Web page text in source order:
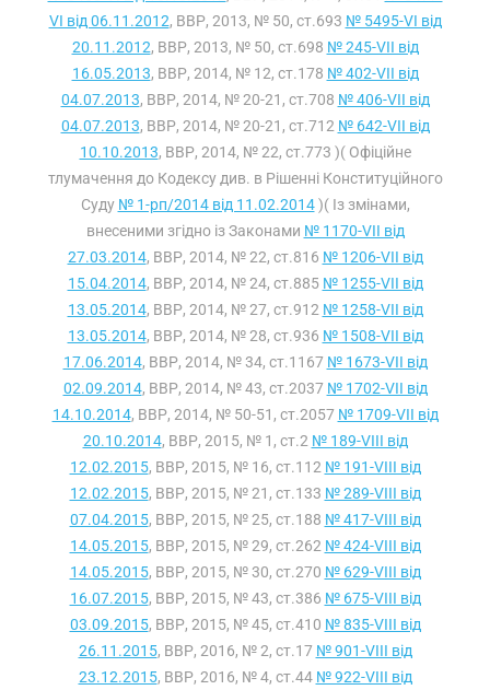
VI від 06.11.2012, ВВР, 2013, № 50, ст.693 № 5495-VI від
20.11.2012, ВВР, 2013, № 50, ст.698 № 245-VII від
16.05.2013, ВВР, 2014, № 12, ст.178 № 402-VII від
04.07.2013, ВВР, 2014, № 20-21, ст.708 № 406-VII від
04.07.2013, ВВР, 2014, № 20-21, ст.712 № 642-VII від
10.10.2013, ВВР, 2014, № 22, ст.773 )( Офіційне
тлумачення до Кодексу див. в Рішенні Конституційного
Суду № 1-рп/2014 від 11.02.2014)( Із змінами,
внесеними згідно із Законами № 1170-VII від
27.03.2014, ВВР, 2014, № 22, ст.816 № 1206-VII від
15.04.2014, ВВР, 2014, № 24, ст.885 № 1255-VII від
13.05.2014, ВВР, 2014, № 27, ст.912 № 1258-VII від
13.05.2014, ВВР, 2014, № 28, ст.936 № 1508-VII від
17.06.2014, ВВР, 2014, № 34, ст.1167 № 1673-VII від
02.09.2014, ВВР, 2014, № 43, ст.2037 № 1702-VII від
14.10.2014, ВВР, 2014, № 50-51, ст.2057 № 1709-VII від
20.10.2014, ВВР, 2015, № 1, ст.2 № 189-VIII від
12.02.2015, ВВР, 2015, № 16, ст.112 № 191-VIII від
12.02.2015, ВВР, 2015, № 21, ст.133 № 289-VIII від
07.04.2015, ВВР, 2015, № 25, ст.188 № 417-VIII від
14.05.2015, ВВР, 2015, № 29, ст.262 № 424-VIII від
14.05.2015, ВВР, 2015, № 30, ст.270 № 629-VIII від
16.07.2015, ВВР, 2015, № 43, ст.386 № 675-VIII від
03.09.2015, ВВР, 2015, № 45, ст.410 № 835-VIII від
26.11.2015, ВВР, 2016, № 2, ст.17 № 901-VIII від
23.12.2015, ВВР, 2016, № 4, ст.44 № 922-VIII від